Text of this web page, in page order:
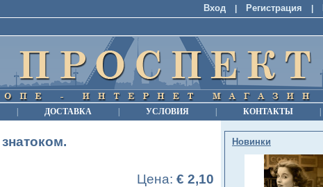
Вход Регистрация
ДОСТАВКА УСЛОВИЯ КОНТАКТЫ
Цена: € 2,10
Новинки